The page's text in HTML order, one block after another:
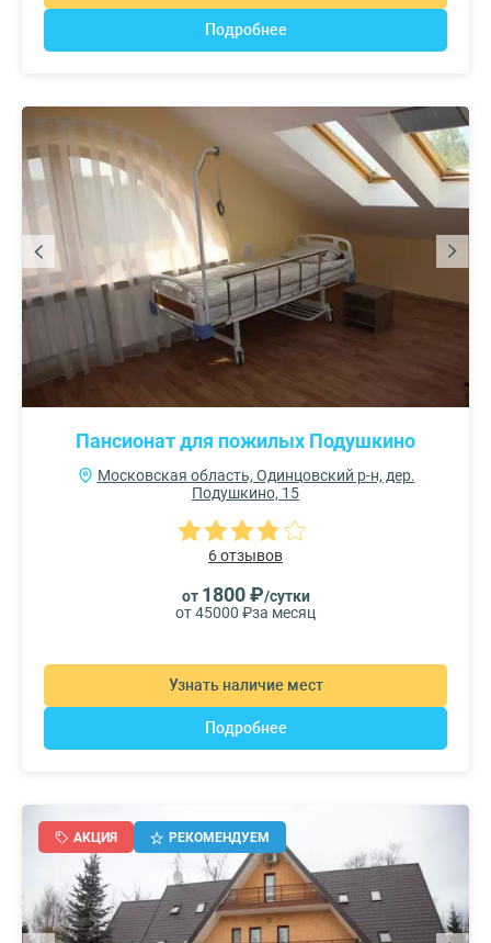
Подробнее
Пансионат для пожилых Подушкино
Московская область, Одинцовский р-н, дер.
Подушкино, 15
6 отзывов
от 1800 ₽/сутки
от 45000 ₽за месяц
Узнать наличие мест
Подробнее
АКЦИЯ РЕКОМЕНДУЕМ